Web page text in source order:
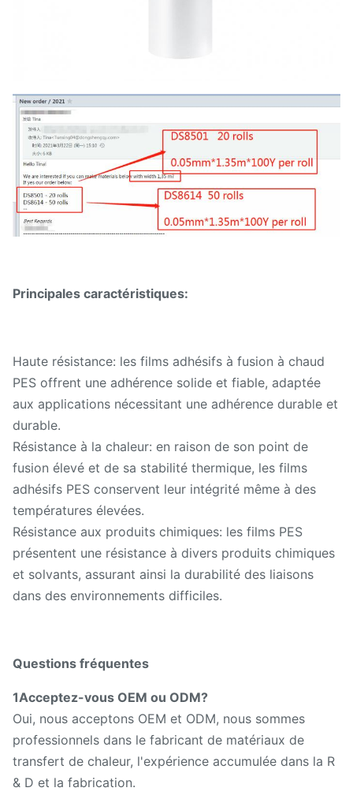
Principales caractéristiques:
Haute résistance: les films adhésifs à fusion à chaud
PES offrent une adhérence solide et fiable, adaptée
aux applications nécessitant une adhérence durable et
durable.
Résistance à la chaleur: en raison de son point de
fusion élevé et de sa stabilité thermique, les films
adhésifs PES conservent leur intégrité même à des
températures élevées.
Résistance aux produits chimiques: les films PES
présentent une résistance à divers produits chimiques
et solvants, assurant ainsi la durabilité des liaisons
dans des environnements difficiles.
Questions fréquentes
1Acceptez-vous OEM ou ODM?
Oui, nous acceptons OEM et ODM, nous sommes
professionnels dans le fabricant de matériaux de
transfert de chaleur, l'expérience accumulée dans la R
& D et la fabrication.